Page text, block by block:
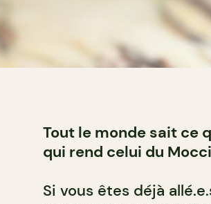
Tout le monde sait ce
qui rend celui du
Si vous êtes déjà